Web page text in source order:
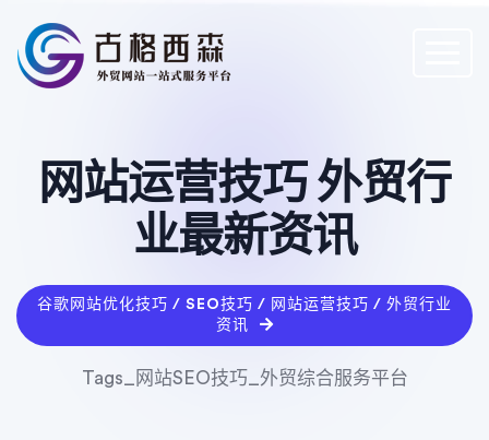
网站运营技巧 外贸行
业最新资讯
谷歌网站优化技巧 / SEO技巧 / 网站运营技巧 / 外贸行业
资讯
Tags_网站SEO技巧_外贸综合服务平台